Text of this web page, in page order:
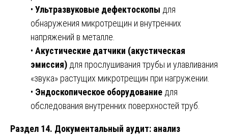
• Ультразвуковые дефектоскопы для
обнаружения микротрещин и внутренних
напряжений в металле.
• Акустические датчики (акустическая
эмиссия) для прослушивания трубы и улавливания
«звука» растущих микротрещин при нагружении.
• Эндоскопическое оборудование для
обследования внутренних поверхностей труб.
Раздел 14. Документальный аудит: анализ